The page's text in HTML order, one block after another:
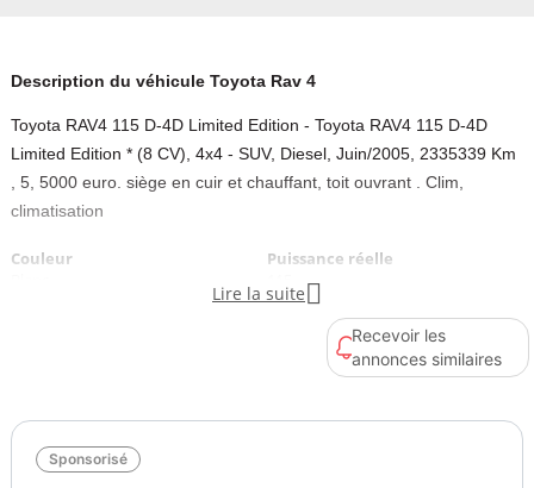
Description du véhicule Toyota Rav 4
Toyota RAV4 115 D-4D Limited Edition - Toyota RAV4 115 D-4D
Limited Edition * (8 CV), 4x4 - SUV, Diesel, Juin/2005, 2335339 Km
, 5, 5000 euro. siège en cuir et chauffant, toit ouvrant . Clim,
climatisation
Couleur
Puissance réelle
Couleur intérieur
Contrôle technique
Lire la suite 
Recevoir les
annonces similaires
Sponsorisé